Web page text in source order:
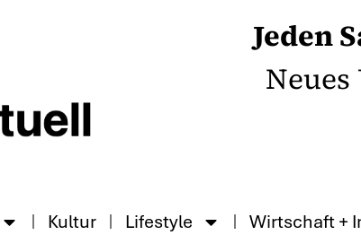
Jeden
Neues
Kultur Lifestyle Wirtschaft +